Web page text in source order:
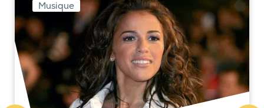
Musique